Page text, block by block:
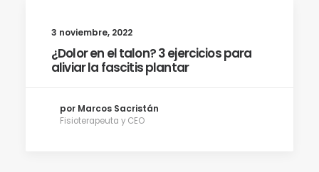
3 noviembre, 2022
¿Dolor en el talon? 3 ejercicios para
aliviar la fascitis plantar
por Marcos Sacristán
Fisioterapeuta y CEO